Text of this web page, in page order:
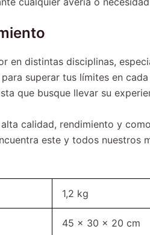
distintas disciplinas,
superar tus límites en
que busque llevar su
calidad, rendimiento y
este y todos nuestros
1,2 kg
45 × 30 × 20 cm